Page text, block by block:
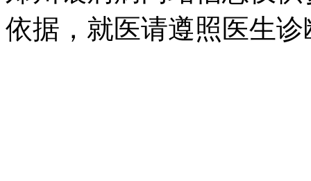
依据，就医请遵照医生诊